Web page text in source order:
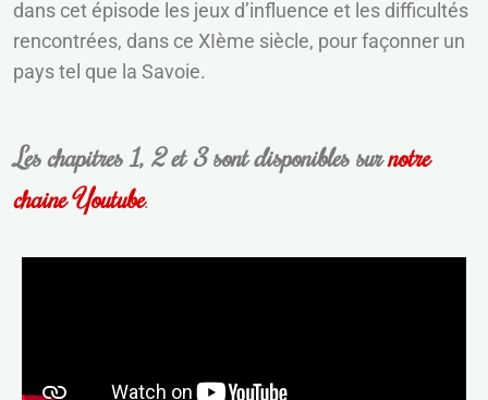
dans cet épisode les jeux d’influence et les difficultés
rencontrées, dans ce XIème siècle, pour façonner un
pays tel que la Savoie.
Les chapitres 1, 2 et 3 sont disponibles surnotre
chaine Youtube.